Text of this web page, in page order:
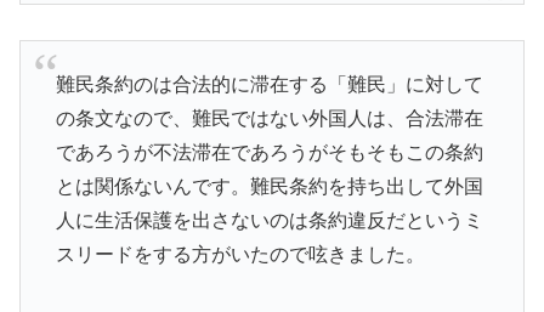
難民条約のは合法的に滞在する「難民」に対して
の条文なので、難民ではない外国人は、合法滞在
であろうが不法滞在であろうがそもそもこの条約
とは関係ないんです。難民条約を持ち出して外国
人に生活保護を出さないのは条約違反だというミ
スリードをする方がいたので呟きました。